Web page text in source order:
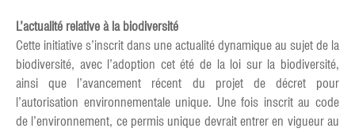
L’actualité relative à la biodiversité
Cette initiative s’inscrit dans une actualité dynamique au sujet de la
biodiversité, avec l’adoption cet été de la loi sur la biodiversité,
ainsi que l’avancement récent du projet de décret pour
l’autorisation environnementale unique. Une fois inscrit au code
de l’environnement, ce permis unique devrait entrer en vigueur au